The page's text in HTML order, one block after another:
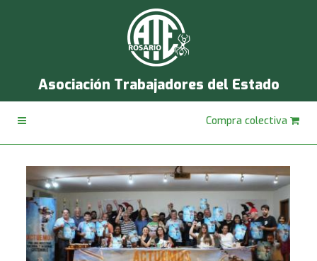
Asociación Trabajadores del Estado
Compra colectiva